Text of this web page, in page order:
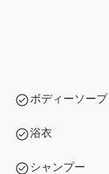
ボディーソープ
浴衣
シャンプー